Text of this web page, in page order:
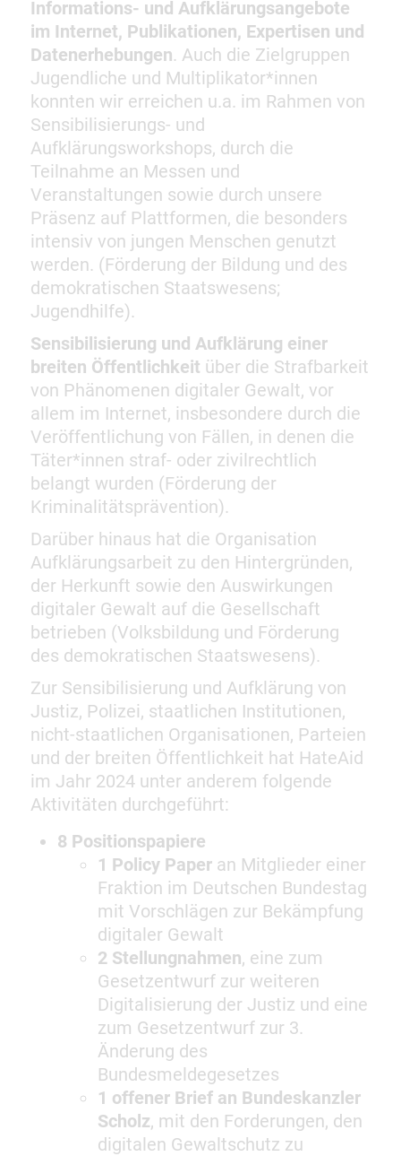
Informations- und Aufklärungsangebote
im Internet, Publikationen, Expertisen und
Datenerhebungen. Auch die Zielgruppen
Jugendliche und Multiplikator*innen
konnten wir erreichen u.a. im Rahmen von
Sensibilisierungs- und
Aufklärungsworkshops, durch die
Teilnahme an Messen und
Veranstaltungen sowie durch unsere
Präsenz auf Plattformen, die besonders
intensiv von jungen Menschen genutzt
werden. (Förderung der Bildung und des
demokratischen Staatswesens;
Jugendhilfe).
Sensibilisierung und Aufklärung einer
breiten Öffentlichkeit über die Strafbarkeit
von Phänomenen digitaler Gewalt, vor
allem im Internet, insbesondere durch die
Veröffentlichung von Fällen, in denen die
Täter*innen straf- oder zivilrechtlich
belangt wurden (Förderung der
Kriminalitätsprävention).
Darüber hinaus hat die Organisation
Aufklärungsarbeit zu den Hintergründen,
der Herkunft sowie den Auswirkungen
digitaler Gewalt auf die Gesellschaft
betrieben (Volksbildung und Förderung
des demokratischen Staatswesens).
Zur Sensibilisierung und Aufklärung von
Justiz, Polizei, staatlichen Institutionen,
nicht-staatlichen Organisationen, Parteien
und der breiten Öffentlichkeit hat HateAid
im Jahr 2024 unter anderem folgende
Aktivitäten durchgeführt:
8 Positionspapiere
1 Policy Paperan Mitglieder einer
Fraktion im Deutschen Bundestag
mit Vorschlägen zur Bekämpfung
digitaler Gewalt
2 Stellungnahmen, eine zum
Gesetzentwurf zur weiteren
Digitalisierung der Justiz und eine
zum Gesetzentwurf zur 3.
Änderung des
Bundesmeldegesetzes
1 offener Brief an Bundeskanzler
Scholz, mit den Forderungen, den
digitalen Gewaltschutz zu